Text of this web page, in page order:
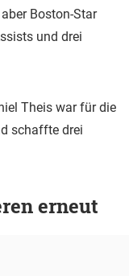
Boston-Star
und drei
Theis war für die
schaffte drei
erneut